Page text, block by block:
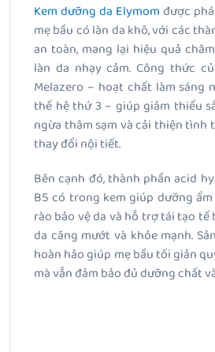
Kem dưỡng da Elymom được
mẹ bầu có làn da khô, với các
an toàn, mang lại hiệu quả
làn da nhạy cảm. Công thức
Melazero – hoạt chất làm sáng
thế hệ thứ 3 – giúp giảm thiểu
ngừa thâm sạm và cải thiện tình
thay đổi nội tiết.
Bên cạnh đó, thành phần acid
B5 có trong kem giúp dưỡng
rào bảo vệ da và hỗ trợ tái tạo tế
da căng mướt và khỏe mạnh.
hoàn hảo giúp mẹ bầu tối giản
mà vẫn đảm bảo đủ dưỡng chất